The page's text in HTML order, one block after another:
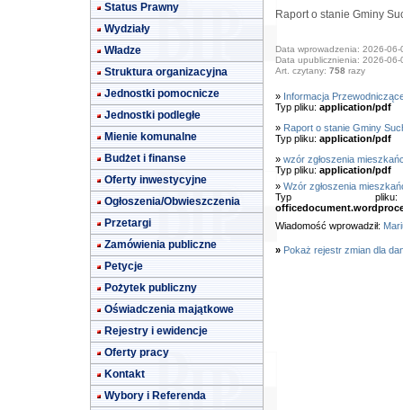
Status Prawny
Wydziały
Władze
Struktura organizacyjna
Jednostki pomocnicze
Jednostki podległe
Mienie komunalne
Budżet i finanse
Oferty inwestycyjne
Ogłoszenia/Obwieszczenia
Przetargi
Zamówienia publiczne
Petycje
Pożytek publiczny
Oświadczenia majątkowe
Rejestry i ewidencje
Oferty pracy
Kontakt
Wybory i Referenda
Raport o stanie Gminy
Data wprowadzenia: 2026-06-
Data upublicznienia: 2026-06-
Art. czytany: 758 razy
» Informacja
Typ pliku: application/pdf
» Raport o stanie Gminy
Typ pliku: application/pdf
» wzór zgłoszenia
Typ pliku: application/pdf
» Wzór zgłoszenia
Typ
Wiadomość wprowadził:
» Pokaż rejestr zmian dla